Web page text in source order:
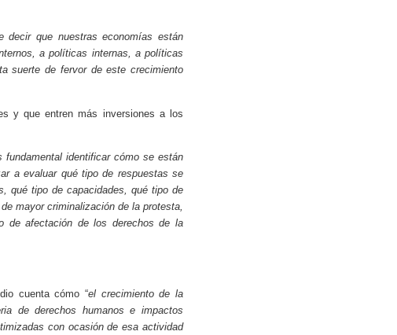
decir que nuestras economías están
a políticas internas, a políticas
suerte de fervor de este crecimiento
y que entren más inversiones a los
identificar cómo se están
a evaluar qué tipo de respuestas se
qué tipo de capacidades, qué tipo de
mayor criminalización de la protesta,
de afectación de los derechos de la
cuenta cómo “el crecimiento de la
de derechos humanos e impactos
con ocasión de esa actividad